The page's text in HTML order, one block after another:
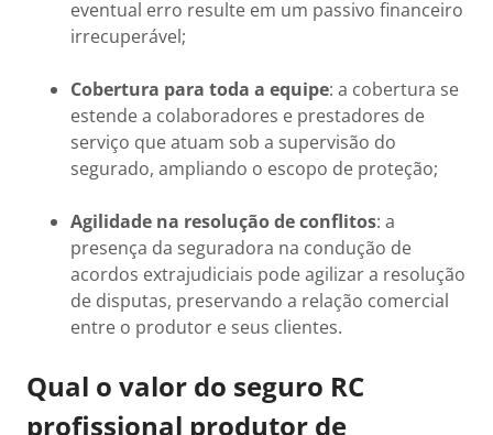
eventual erro resulte em um passivo financeiro
irrecuperável;
Cobertura para toda a equipe: a cobertura se
estende a colaboradores e prestadores de
serviço que atuam sob a supervisão do
segurado, ampliando o escopo de proteção;
Agilidade na resolução de conflitos: a
presença da seguradora na condução de
acordos extrajudiciais pode agilizar a resolução
de disputas, preservando a relação comercial
entre o produtor e seus clientes.
Qual o valor do seguro RC
profissional produtor de